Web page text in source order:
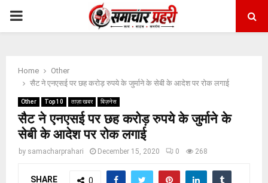
PRIMARY
Home
Other
सैट ने एनएसई पर छह करोड़ रुपये के जुर्माने के सेबी के आदेश पर रोक लगाई
Other Top 10 ताज़ा खबर बिज़नेस
सैट ने एनएसई पर छह करोड़ रुपये के जुर्माने के
सेबी के आदेश पर रोक लगाई
by samacharprahari December 15, 2020 0 268
SHARE 0